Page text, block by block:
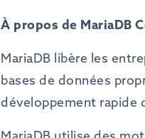
À propos de MariaDB
MariaDB libère les
bases de données
développement rapide